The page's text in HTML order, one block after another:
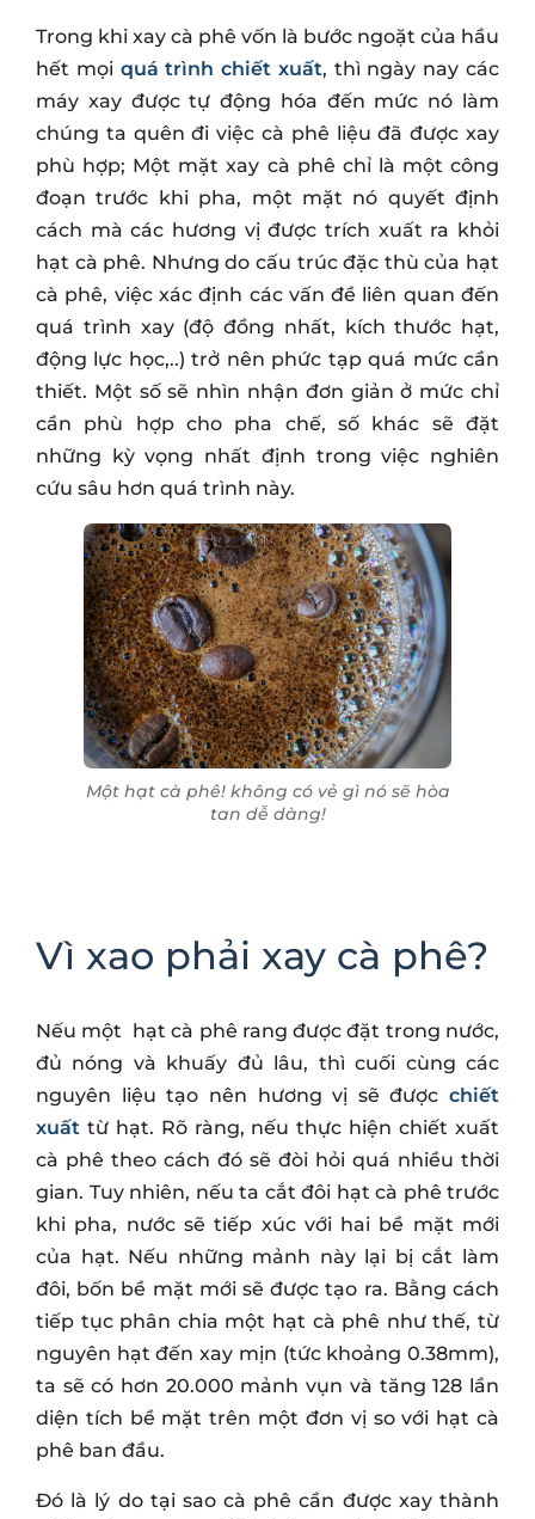
Trong khi xay cà phê vốn là bước ngoặt của hầu
hết mọi quá trình chiết xuất, thì ngày nay các
máy xay được tự động hóa đến mức nó làm
chúng ta quên đi việc cà phê liệu đã được xay
phù hợp; Một mặt xay cà phê chỉ là một công
đoạn trước khi pha, một mặt nó quyết định
cách mà các hương vị được trích xuất ra khỏi
hạt cà phê. Nhưng do cấu trúc đặc thù của hạt
cà phê, việc xác định các vấn đề liên quan đến
quá trình xay (độ đồng nhất, kích thước hạt,
động lực học,..) trở nên phức tạp quá mức cần
thiết. Một số sẽ nhìn nhận đơn giản ở mức chỉ
cần phù hợp cho pha chế, số khác sẽ đặt
những kỳ vọng nhất định trong việc nghiên
cứu sâu hơn quá trình này.
Một hạt cà phê! không có vẻ gì nó sẽ hòa
tan dễ dàng!
Vì xao phải xay cà phê?
Nếu một hạt cà phê rang được đặt trong nước,
đủ nóng và khuấy đủ lâu, thì cuối cùng các
nguyên liệu tạo nên hương vị sẽ được chiết
xuất từ ​​hạt. Rõ ràng, nếu thực hiện chiết xuất
cà phê theo cách đó sẽ đòi hỏi quá nhiều thời
gian. Tuy nhiên, nếu ta cắt đôi hạt cà phê trước
khi pha, nước sẽ tiếp xúc với hai bề mặt mới
của hạt. Nếu những mảnh này lại bị cắt làm
đôi, bốn bề mặt mới sẽ được tạo ra. Bằng cách
tiếp tục phân chia một hạt cà phê như thế, từ
nguyên hạt đến xay mịn (tức khoảng 0.38mm),
ta sẽ có hơn 20.000 mảnh vụn và tăng 128 lần
diện tích bề mặt trên một đơn vị so với hạt cà
phê ban đầu.
Đó là lý do tại sao cà phê cần được xay thành